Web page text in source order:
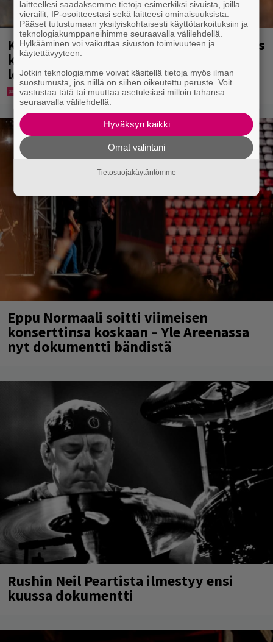
Karita Tykän ja Sami Saikkosen rakkaus
kukoistaa – vähäpukeista hempeilyä ja
leveitä virnistyksiä laiturilla
Eppu Normaali soitti viimeisen
konserttinsa koskaan – Yle Areenassa
nyt dokumentti bändistä
Rushin Neil Peartista ilmestyy ensi
kuussa dokumentti
laitteellesi saadaksemme tietoja esimerkiksi sivuista, joilla
vierailit, IP-osoitteestasi sekä laitteesi ominaisuuksista.
Pääset tutustumaan yksityiskohtaisesti käyttötarkoituksiin ja
teknologiakumppaneihimme seuraavalla välilehdellä.
Hylkääminen voi vaikuttaa sivuston toimivuuteen ja
käytettävyyteen.
Jotkin teknologiamme voivat käsitellä tietoja myös ilman
suostumusta, jos niillä on siihen oikeutettu peruste. Voit
vastustaa tätä tai muuttaa asetuksiasi milloin tahansa
seuraavalla välilehdellä.
Hyväksyn kaikki
Omat valintani
Tietosuojakäytäntömme